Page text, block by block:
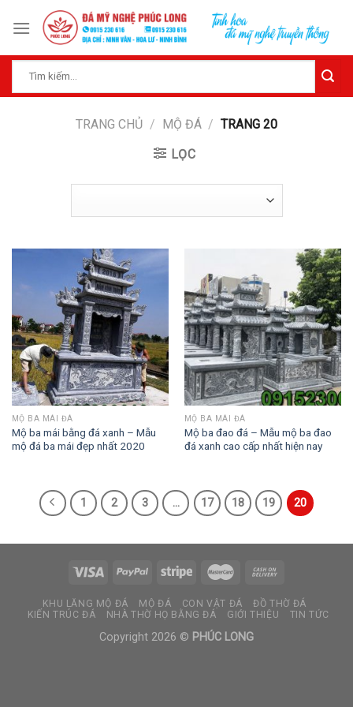
kiếm:
TRANG CHỦ / MỘ ĐÁ / TRANG 20
LỌC
MỘ BA MÁI ĐÁ
Mộ ba mái bằng đá xanh – Mẫu
mộ đá ba mái đẹp nhất 2020
MỘ BA MÁI ĐÁ
Mộ ba đao đá – Mẫu mộ ba đao
đá xanh cao cấp nhất hiện nay
1 2 3 … 17 18 19 20
KHU LĂNG MỘ ĐÁ MỘ ĐÁ CON VẬT ĐÁ
ĐỒ THỜ ĐÁ
KIẾN TRÚC ĐÁ
NHÀ THỜ HỌ BẰNG ĐÁ GIỚI THIỆU TIN TỨC
Copyright 2026 © PHÚC LONG